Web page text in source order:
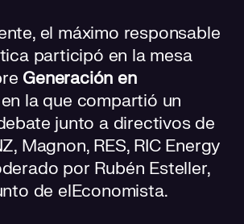
el máximo responsable
participó en la mesa
Generación en
en la que compartió un
junto a directivos de
Magnon, RES, RIC Energy
por Rubén Esteller,
de elEconomista.